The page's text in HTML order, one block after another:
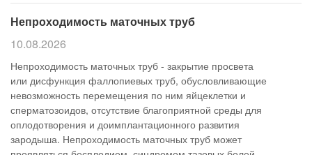
Непроходимость маточных труб
10.08.2026
Непроходимость маточных труб - закрытие просвета
или дисфункция фаллопиевых труб, обусловливающие
невозможность перемещения по ним яйцеклетки и
сперматозоидов, отсутствие благоприятной среды для
оплодотворения и доимплантационного развития
зародыша. Непроходимость маточных труб может